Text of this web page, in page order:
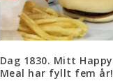
Dag 1830. Mitt Happy
Meal har fyllt fem år!